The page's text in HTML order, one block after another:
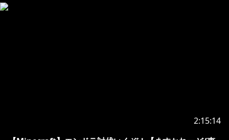
2:15:14